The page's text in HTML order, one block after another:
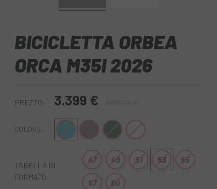
BICICLETTA ORBEA
ORCA M35I 2026
PREZZO: 3.399 €
COLORE: Blu Verde-Nero
Bianco-Lilla
TABELLA DI
FORMATO:
47 49 51 53 55
57 60